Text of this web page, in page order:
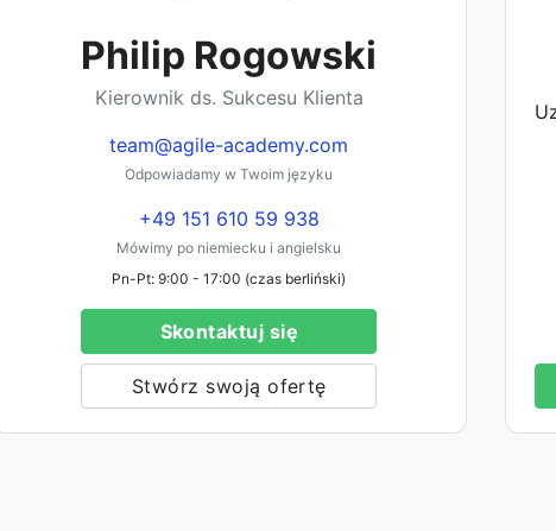
Philip Rogowski
Kierownik ds. Sukcesu Klienta
team@agile-academy.com
Odpowiadamy w Twoim języku
+49 151 610 59 938
Mówimy po niemiecku i angielsku
Pn-Pt: 9:00 - 17:00 (czas berliński)
Skontaktuj się
Stwórz swoją ofertę